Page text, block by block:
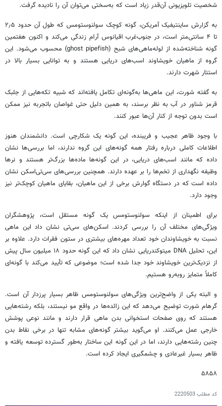
شخصیت تلویزیونی آن‌قدر زیاد است که به‌سختی می‌توان آن را نادیده گرفت.
به گزارش ساینتیفیک آمریکن، گونه کوچک سولنوستومس که طول آن حدود ۲٫۵
تا ۴ سانتی‌متر است، در جنوب‌غرب اقیانوس آرام زندگی می‌کند و اکنون هفتمین
گونه شناخته‌شده از لوله‌ماهی‌های شبح (ghost pipefish) محسوب می‌شود. این
گروه از ماهیان خویشاوند اسب‌های دریایی هستند و به توانایی بسیار بالا در
استتار شهرت دارند.
به گفته شورت، این ماهی‌ها به‌گونه‌ای تکامل یافته‌اند که شبیه تکه‌هایی از جلبک
قرمز شناور در آب به نظر برسند، به همین دلیل حتی غواصان باتجربه نیز ممکن
است بدون توجه از کنار آن‌ها عبور کنند.
با وجود ظاهر عجیب و فریبنده، این گونه یک شکارچی است. دانشمندان هنوز
اطلاعات کاملی درباره رفتار همه گونه‌های این گروه ندارند، اما بررسی‌ها نشان
داده که مانند اسب‌های دریایی، در این گونه‌ها ماده‌ها بزرگ‌تر هستند و نرها
وظیفه نگهداری از تخم‌ها را بر عهده دارند. همچنین بررسی‌های سی‌تی‌اسکن نشان
داده است که در دستگاه گوارش برخی از این ماهیان، بقایای ماهیان کوچک‌تر نیز
وجود دارد.
برای اطمینان از اینکه سولنوستومس یک گونه مستقل است، پژوهشگران
ویژگی‌های مختلف آن را بررسی کردند. اسکن‌های سی‌تی نشان داد این ماهی
نسبت به خویشاوندان خود تعداد مهره‌های بیشتری در ستون فقرات دارد. علاوه بر
این، تحلیل DNA میتوکندریایی نشان داد که این گونه حدود ۱۸ میلیون سال پیش
از نزدیک‌ترین خویشاوند خود جدا شده است؛ موضوعی که تأیید می‌کند با گونه‌ای
کاملاً متمایز روبه‌رو هستیم.
و البته یکی از واضح‌ترین ویژگی‌های سولنوستومس ظاهر بسیار پرزدار آن است.
گرهام شورت توضیح می‌دهد که این زائده‌ها در واقع مو نیستند، بلکه رشته‌هایی
هستند که روی صفحات استخوانی بدن ماهی قرار دارند و مانند نوعی پوشش
خارجی عمل می‌کنند. او می‌گوید بیشتر گونه‌های مشابه تنها در برخی نقاط بدن
چنین رشته‌هایی دارند، اما در این گونه این ساختار به‌طور گسترده توسعه یافته و
ظاهر بسیار غیرعادی و چشمگیری ایجاد کرده است.
۵۸۵۸
کد مطلب2220503